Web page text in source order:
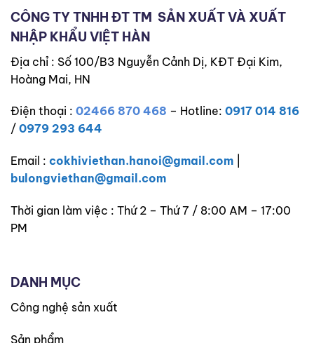
CÔNG TY TNHH ĐT TM SẢN XUẤT VÀ XUẤT
NHẬP KHẨU VIỆT HÀN
Địa chỉ : Số 100/B3 Nguyễn Cảnh Dị, KĐT Đại Kim,
Hoàng Mai, HN
Điện thoại : 02466 870 468 – Hotline: 0917 014 816
/ 0979 293 644
Email : cokhiviethan.hanoi@gmail.com
bulongviethan@gmail.com
Thời gian làm việc : Thứ 2 – Thứ 7 / 8:00 AM – 17:00
PM
DANH MỤC
Công nghệ sản xuất
Sản phẩm